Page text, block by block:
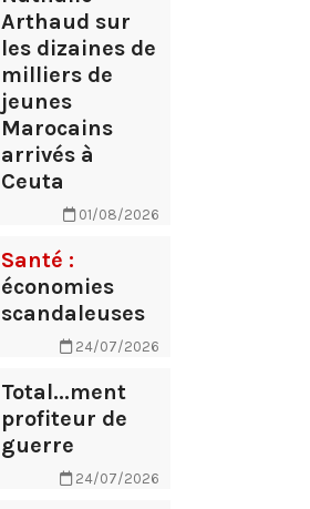
Arthaud sur
les dizaines de
milliers de
jeunes
Marocains
arrivés à
Ceuta
01/08/2026
Santé :
économies
scandaleuses
24/07/2026
Total...ment
profiteur de
guerre
24/07/2026